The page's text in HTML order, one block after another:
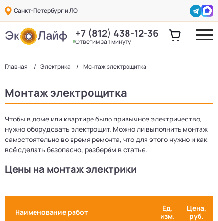
Санкт-Петербург и ЛО
+7 (812) 438-12-36
Ответим за 1 минуту
Главная Электрика Монтаж электрощитка
Монтаж электрощитка
Чтобы в доме или квартире было привычное электричество,
нужно оборудовать электрощит. Можно ли выполнить монтаж
самостоятельно во время ремонта, что для этого нужно и как
всё сделать безопасно, разберём в статье.
Цены на монтаж электрики
Наименование работ
Ед.
изм.
Цена,
руб.